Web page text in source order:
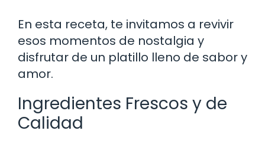
En esta receta, te invitamos a revivir
esos momentos de nostalgia y
disfrutar de un platillo lleno de sabor y
amor.
Ingredientes Frescos y de
Calidad